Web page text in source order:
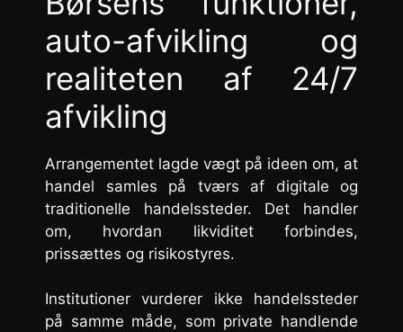
auto-afvikling og
realiteten af 24/7
afvikling
Arrangementet lagde vægt på ideen om, at
handel samles på tværs af digitale og
traditionelle handelssteder. Det handler
om, hvordan likviditet forbindes,
prissættes og risikostyres.
Institutioner vurderer ikke handelssteder
på samme måde, som private handlende